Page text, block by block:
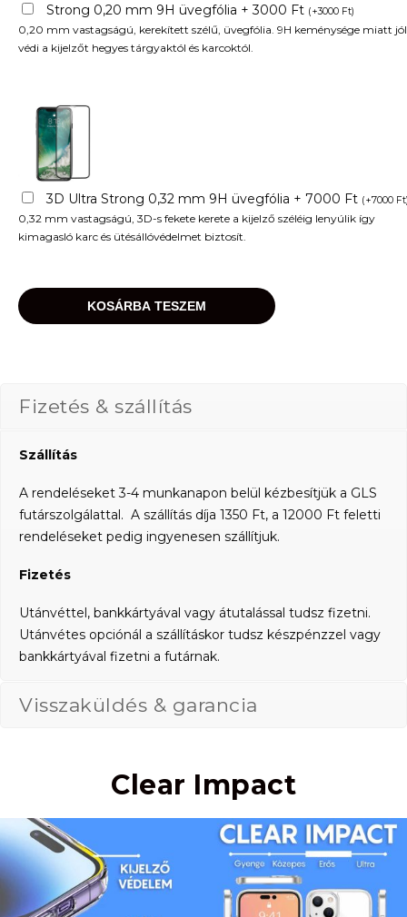
Strong 0,20 mm 9H üvegfólia + 3000 Ft (+3000 Ft)
0,20 mm vastagságú, kerekített szélű, üvegfólia. 9H keménysége miatt jól
védi a kijelzőt hegyes tárgyaktól és karcoktól.
3D Ultra Strong 0,32 mm 9H üvegfólia + 7000 Ft (+7000 Ft
0,32 mm vastagságú, 3D-s fekete kerete a kijelző széléig lenyúlik így
kimagasló karc és ütésállóvédelmet biztosít.
KOSÁRBA TESZEM
Fizetés & szállítás
Szállítás
A rendeléseket 3-4 munkanapon belül kézbesítjük a GLS
futárszolgálattal. A szállítás díja 1350 Ft, a 12000 Ft feletti
rendeléseket pedig ingyenesen szállítjuk.
Fizetés
Utánvéttel, bankkártyával vagy átutalással tudsz fizetni.
Utánvétes opciónál a szállításkor tudsz készpénzzel vagy
bankkártyával fizetni a futárnak.
Visszaküldés & garancia
Clear Impact